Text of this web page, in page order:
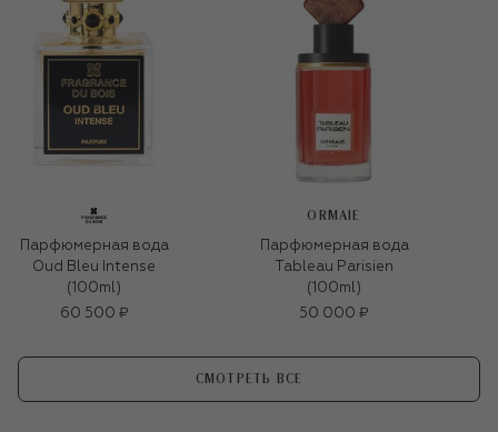
Парфюмерная вода
Oud Bleu Intense
(100ml)
60 500 ₽
ORMAIE
Парфюмерная вода
Tableau Parisien
(100ml)
50 000 ₽
СМОТРЕТЬ ВСЕ